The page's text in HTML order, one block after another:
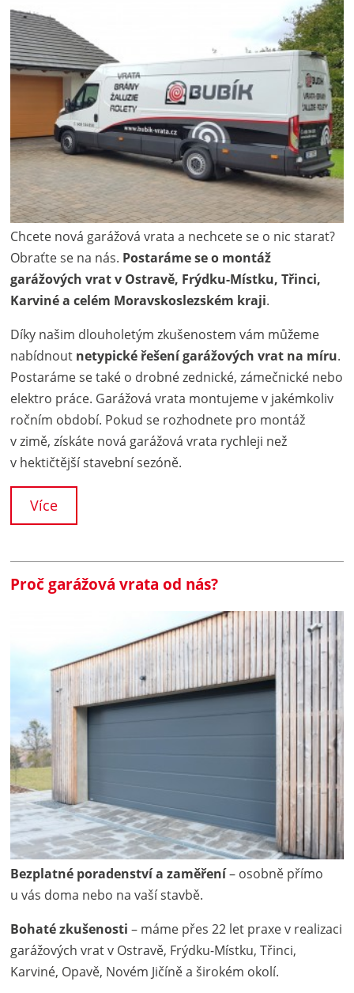
Chcete nová garážová vrata a nechcete se o nic starat?
Obraťte se na nás. Postaráme se o montáž
garážových vrat v Ostravě, Frýdku-Místku, Třinci,
Karviné a celém Moravskoslezském kraji.
Díky našim dlouholetým zkušenostem vám můžeme
nabídnout netypické řešení garážových vrat na míru.
Postaráme se také o drobné zednické, zámečnické nebo
elektro práce. Garážová vrata montujeme v jakémkoliv
ročním období. Pokud se rozhodnete pro montáž
v zimě, získáte nová garážová vrata rychleji než
v hektičtější stavební sezóně.
Více
Proč garážová vrata od nás?
Bezplatné poradenství a zaměření– osobně přímo
u vás doma nebo na vaší stavbě.
Bohaté zkušenosti – máme přes 22 let praxe v realizaci
garážových vrat v Ostravě, Frýdku-Místku, Třinci,
Karviné, Opavě, Novém Jičíně a širokém okolí.